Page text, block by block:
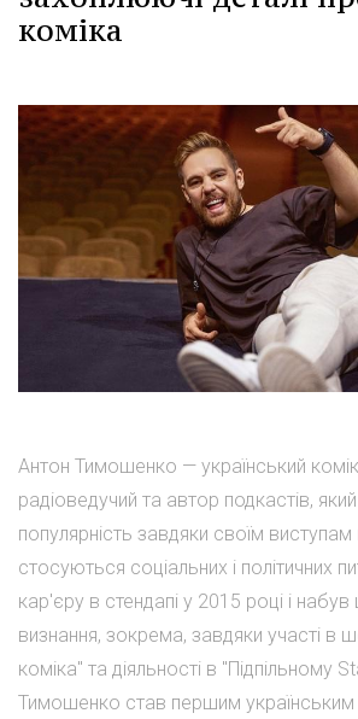
коміка
Антон Тимошенко — український
радіоведучий та автор подкастів,
популярність завдяки своїм
стосуються соціальних і політичних
кар'єру в стендапі у 2015 році і
визнання, зокрема, завдяки участі в
коміка" та діяльності в "Підпільному
Тимошенко став першим українським